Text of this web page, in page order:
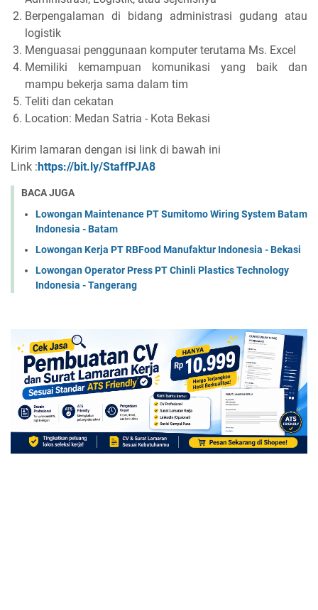
Berpengalaman di bidang administrasi gudang atau
logistik
Menguasai penggunaan komputer terutama Ms. Excel
Memiliki kemampuan komunikasi yang baik dan
mampu bekerja sama dalam tim
Teliti dan cekatan
Location: Medan Satria - Kota Bekasi
Kirim lamaran dengan isi link di bawah ini
Link :https://bit.ly/StaffPJA8
BACA JUGA
Lowongan Maintenance PT Sumitomo Wiring System Batam
Indonesia - Batam
Lowongan Kerja PT RBFood Manufaktur Indonesia - Bekasi
Lowongan Operator Press PT Chinli Plastics Technology
Indonesia - Tangerang